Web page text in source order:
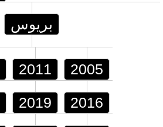
بريوس
2011 2005
2019 2016